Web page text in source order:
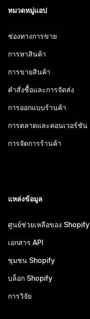
หมวดหมู่แอป
ช่องทางการขาย
การหาสินค้า
การขายสินค้า
คำสั่งซื้อและการจัดส่ง
การออกแบบร้านค้า
การตลาดและคอนเวอร์ชัน
การจัดการร้านค้า
แหล่งข้อมูล
ศูนย์ช่วยเหลือของ Shopify
เอกสาร API
ชุมชน Shopify
บล็อก Shopify
การวิจัย